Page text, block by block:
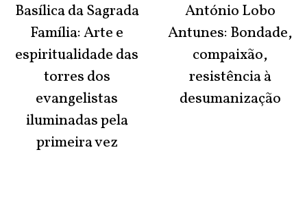
Basílica da Sagrada
Família: Arte e
espiritualidade das
torres dos
evangelistas
iluminadas pela
primeira vez
António Lobo
Antunes: Bondade,
compaixão,
resistência à
desumanização